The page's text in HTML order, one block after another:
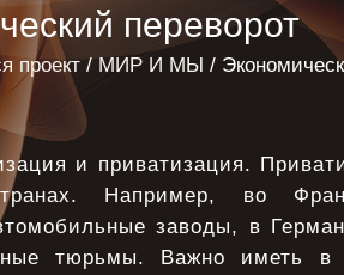
переворот
проект / МИР И МЫ /
и приватизация.
Например, во
заводы, в
тюрьмы. Важно иметь в